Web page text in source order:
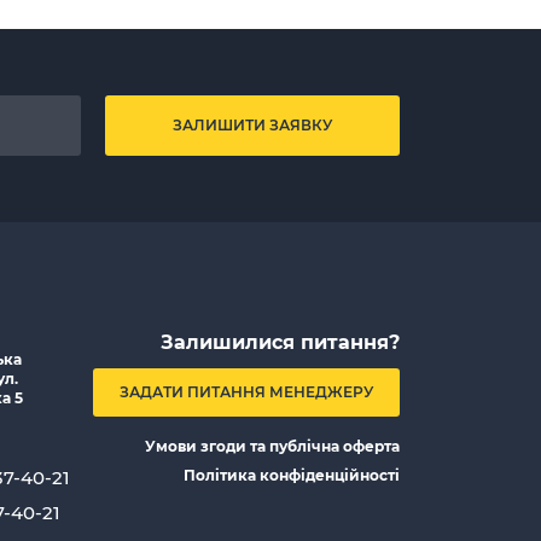
ЗАЛИШИТИ ЗАЯВКУ
5
40-21
40-21
Залишилися питання?
ЗАДАТИ ПИТАННЯ МЕНЕДЖЕРУ
Умови згоди та публічна оферта
Політика конфіденційності